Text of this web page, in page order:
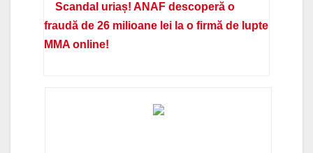
Scandal uriaș! ANAF descoperă o
fraudă de 26 milioane lei la o firmă de lupte
MMA online!